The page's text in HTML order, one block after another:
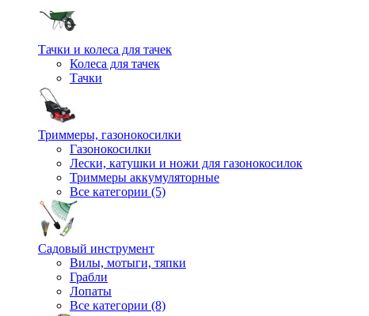
Тачки и колеса для тачек
Колеса для тачек
Тачки
Триммеры, газонокосилки
Газонокосилки
Лески, катушки и ножи для газонокосилок
Триммеры аккумуляторные
Все категории (5)
Садовый инструмент
Вилы, мотыги, тяпки
Грабли
Лопаты
Все категории (8)